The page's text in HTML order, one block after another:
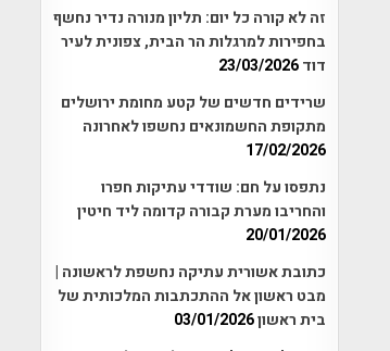
זה לא קורה כל יום: תליון מנורה נדיר נחשף
בחפירות למרגלות הר הבית, צפונית לעיר
דוד23/03/2026
שרידים חדשים של קטע מחומת ירושלים
מתקופת החשמונאים נחשפו לאחרונה
17/02/2026
נתפסו על חם: שודדי עתיקות חפרו
והחריבו מערת קבורה קדומה ליד חיטין
20/01/2026
כתובת אשורית עתיקה נחשפת לראשונה |
מבט ראשון אל ההתכתבות המלכותית של
בית ראשון03/01/2026